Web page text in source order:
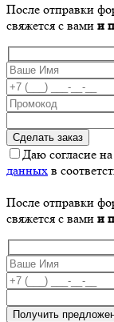
После отправки
свяжется с вами и
Даю согласие
данных в
После отправки
свяжется с вами и